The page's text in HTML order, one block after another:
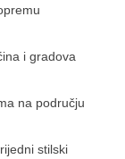
i gradova
na području
stilski